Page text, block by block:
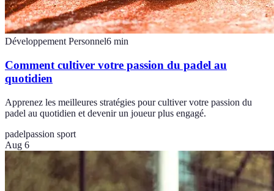
Développement Personnel6 min
Comment cultiver votre passion du padel au
quotidien
Apprenez les meilleures stratégies pour cultiver votre passion du
padel au quotidien et devenir un joueur plus engagé.
padelpassion sport
Aug 6